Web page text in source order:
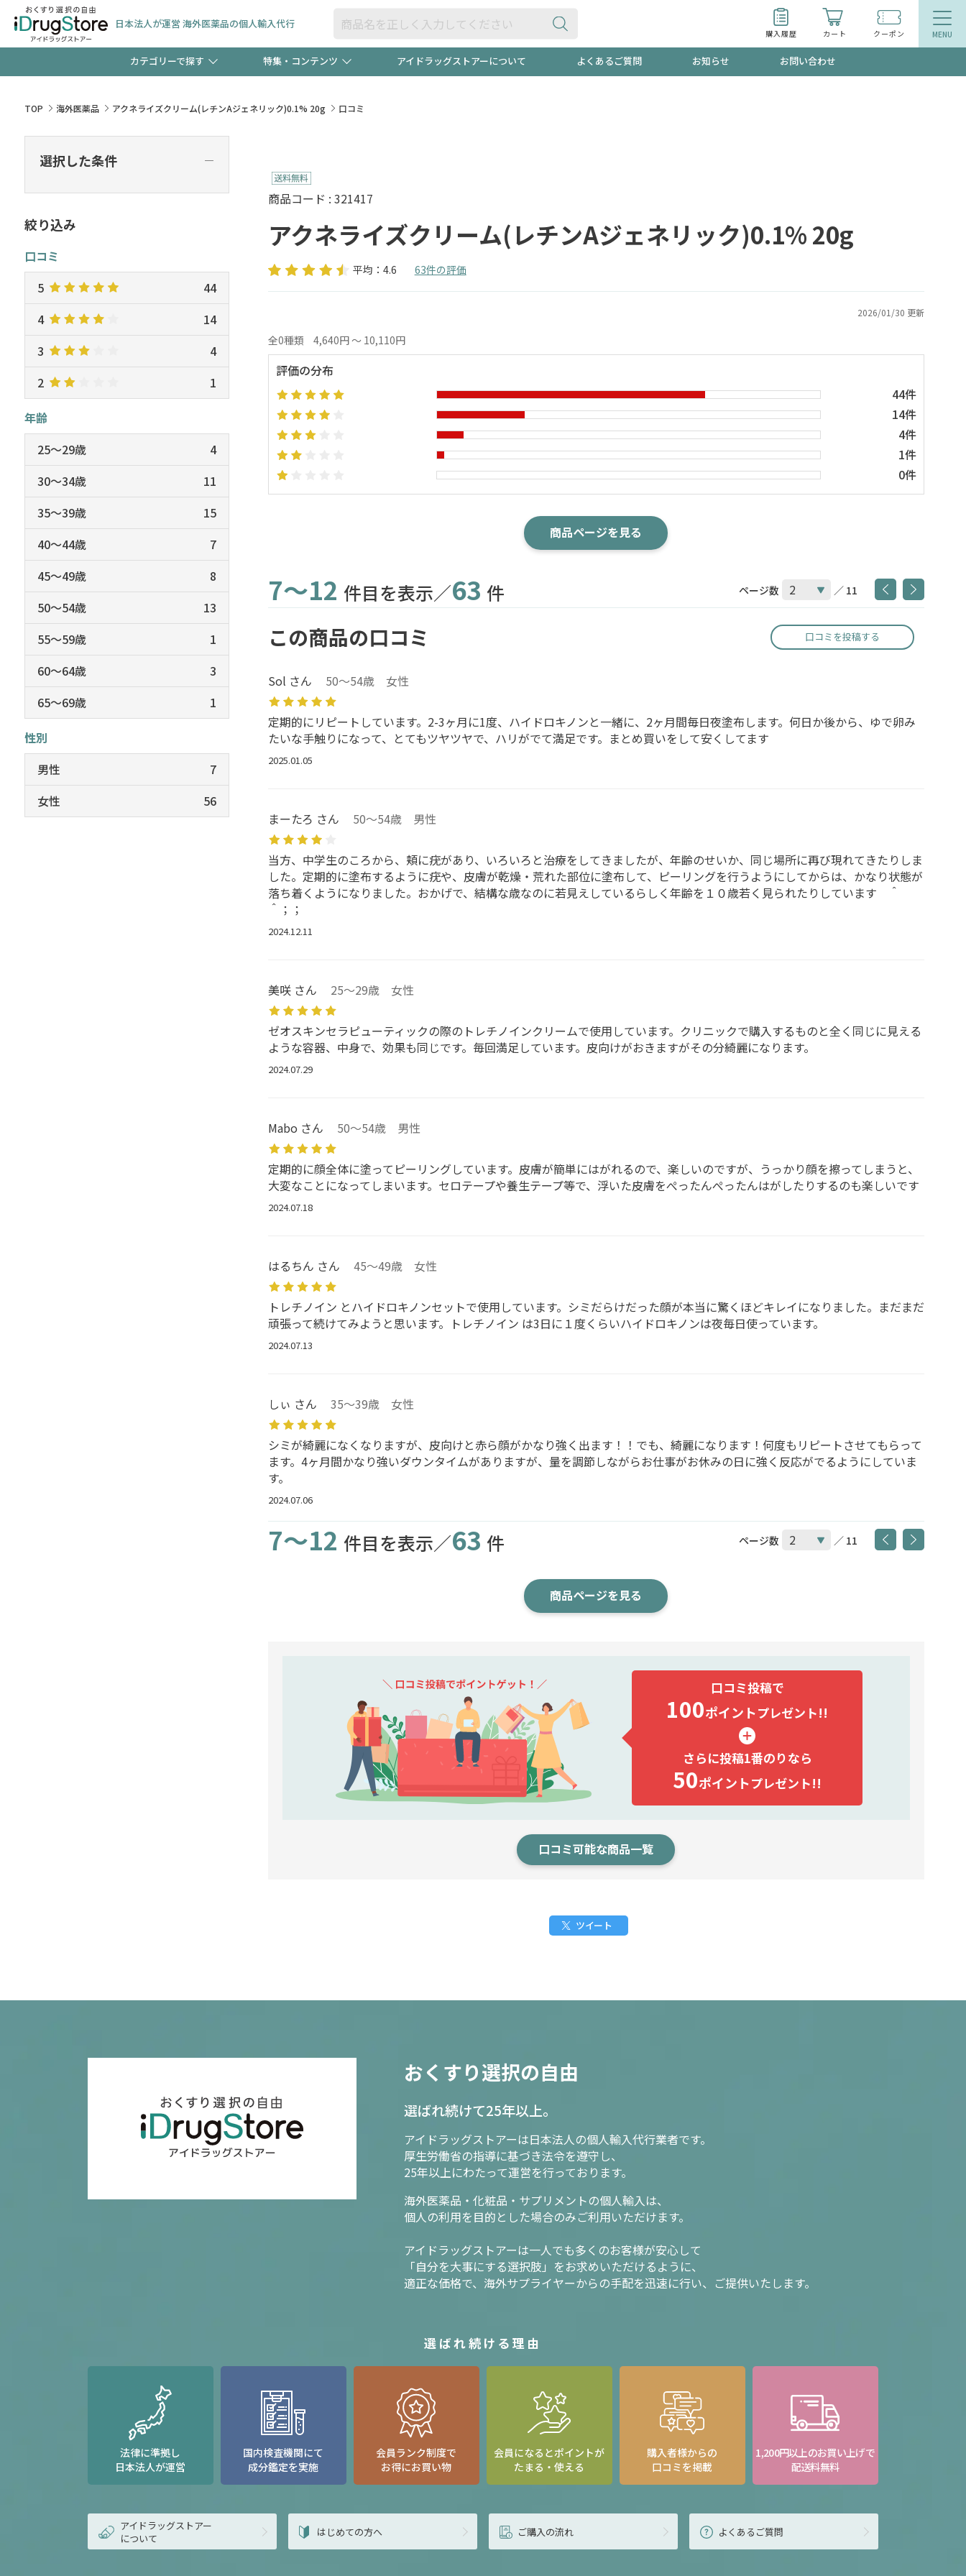
日本法人が運営 海外医薬品の個人輸入代行
購入履歴 カート クーポン
カテゴリーで探す
検査キット ペット用品
特集・コンテンツ
【週末限定】新規会員登録ポイント2倍600円分プレ
極冷メントールで、夏の頭皮ストレスを完全リセッ
当店スタッフが贈る音声プログラム
アイドラッグストアーについて よくあるご質問 お知らせ お問い合わせ
TOP 海外医薬品 アクネライズクリーム(レチンAジェネリック)0.1% 20g 口コミ
商品コード : 321417
アクネライズクリーム(レチンAジェネリック)0.1% 20g
平均：4.6 63件の評価
2026/01/30 更新
全0種類 4,640円 ～ 10,110円
評価の分布
44件
14件
4件
1件
0件
商品ページを見る
7～12 件目を表示／63 件 ページ数 ／ 11
この商品の口コミ 口コミを投稿する
Sol さん 50～54歳 女性
定期的にリピートしています。2-3ヶ月に1度、ハイドロキノンと一緒に、2ヶ月間毎日夜塗布します。何日か後から、ゆで卵み
たいな手触りになって、とてもツヤツヤで、ハリがでて満足です。まとめ買いをして安くしてます
2025.01.05
まーたろ さん 50～54歳 男性
当方、中学生のころから、頬に疣があり、いろいろと治療をしてきましたが、年齢のせいか、同じ場所に再び現れてきたりしま
した。定期的に塗布するように疣や、皮膚が乾燥・荒れた部位に塗布して、ピーリングを行うようにしてからは、かなり状態が
落ち着くようになりました。おかげで、結構な歳なのに若見えしているらしく年齢を１０歳若く見られたりしています ＾
＾；；
2024.12.11
美咲 さん 25～29歳 女性
ゼオスキンセラピューティックの際のトレチノインクリームで使用しています。クリニックで購入するものと全く同じに見える
ような容器、中身で、効果も同じです。毎回満足しています。皮向けがおきますがその分綺麗になります。
2024.07.29
Mabo さん 50～54歳 男性
定期的に顔全体に塗ってピーリングしています。皮膚が簡単にはがれるので、楽しいのですが、うっかり顔を擦ってしまうと、
大変なことになってしまいます。セロテープや養生テープ等で、浮いた皮膚をぺったんぺったんはがしたりするのも楽しいです
2024.07.18
はるちん さん 45～49歳 女性
トレチノイン とハイドロキノンセットで使用しています。シミだらけだった顔が本当に驚くほどキレイになりました。まだまだ
頑張って続けてみようと思います。トレチノイン は3日に１度くらいハイドロキノンは夜毎日使っています。
2024.07.13
しぃ さん 35～39歳 女性
シミが綺麗になくなりますが、皮向けと赤ら顔がかなり強く出ます！！でも、綺麗になります！何度もリピートさせてもらって
ます。4ヶ月間かなり強いダウンタイムがありますが、量を調節しながらお仕事がお休みの日に強く反応がでるようにしていま
す。
2024.07.06
7～12 件目を表示／63 件 ページ数 ／ 11
商品ページを見る
口コミ投稿で
100ポイントプレゼント!!
さらに投稿1番のりなら
50ポイントプレゼント!!
口コミ可能な商品一覧
ツイート
選択した条件 ―
絞り込み
口コミ
5
44
4
14
3
4
2
1
年齢
25～29歳
4
30～34歳
11
35～39歳
15
40～44歳
7
45～49歳
8
50～54歳
13
55～59歳
1
60～64歳
3
65～69歳
1
性別
男性
7
女性
56
おくすり選択の自由
選ばれ続けて25年以上。
アイドラッグストアーは日本法人の個人輸入代行業者です。
厚生労働省の指導に基づき法令を遵守し、
25年以上にわたって運営を行っております。
海外医薬品・化粧品・サプリメントの個人輸入は、
個人の利用を目的とした場合のみご利用いただけます。
アイドラッグストアーは一人でも多くのお客様が安心して
「自分を大事にする選択肢」をお求めいただけるように、
適正な価格で、海外サプライヤーからの手配を迅速に行い、ご提供いたします。
選ばれ続ける理由
法律に準拠し
日本法人が運営
国内検査機関にて
成分鑑定を実施
会員ランク制度で
お得にお買い物
会員になるとポイントが
たまる・使える
購入者様からの
口コミを掲載
1,200円以上のお買い上げで
配送料無料
アイドラッグストアー
について
はじめての方へ ご購入の流れ よくあるご質問